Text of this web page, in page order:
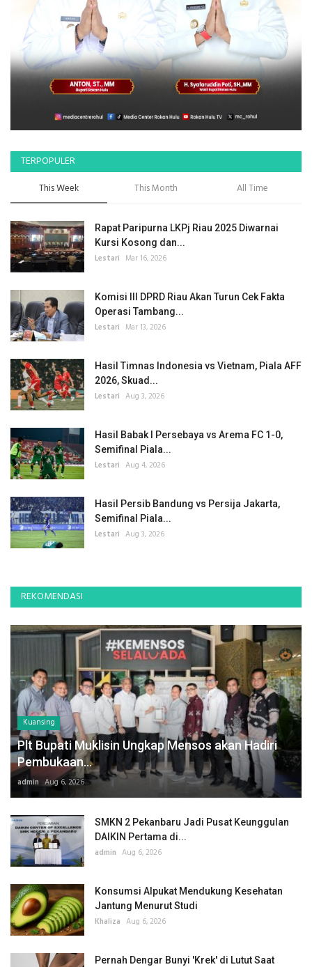
TERPOPULER
This Week This Month All Time
Rapat Paripurna LKPj Riau 2025 Diwarnai
Kursi Kosong dan...
Lestari Mar 16, 2026
Komisi III DPRD Riau Akan Turun Cek Fakta
Operasi Tambang...
Lestari Mar 13, 2026
Hasil Timnas Indonesia vs Vietnam, Piala AFF
2026, Skuad...
Lestari Aug 3, 2026
Hasil Babak I Persebaya vs Arema FC 1-0,
Semifinal Piala...
Lestari Aug 4, 2026
Hasil Persib Bandung vs Persija Jakarta,
Semifinal Piala...
Lestari Aug 3, 2026
REKOMENDASI
Kuansing
Plt Bupati Muklisin Ungkap Mensos akan Hadiri
Pembukaan...
admin Aug 6, 2026
SMKN 2 Pekanbaru Jadi Pusat Keunggulan
DAIKIN Pertama di...
admin Aug 6, 2026
Konsumsi Alpukat Mendukung Kesehatan
Jantung Menurut Studi
Khaliza Aug 6, 2026
Pernah Dengar Bunyi 'Krek' di Lutut Saat